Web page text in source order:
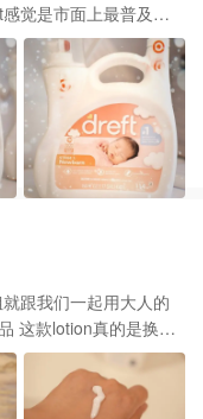
应不同年龄 姐姐一直
没有什么反应 清洗度上
液 现在用了attitude她
小朋友用着也挺习惯的
下这一款！
跟我们一起用大人的
效保湿的同时舒缓宝宝
当作随时随地使用的保